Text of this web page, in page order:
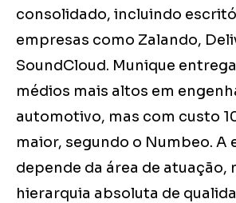
consolidado, incluindo
empresas como Zalando,
SoundCloud. Munique
médios mais altos em
automotivo, mas com custo
maior, segundo o Numbeo. A
depende da área de atuação,
hierarquia absoluta de